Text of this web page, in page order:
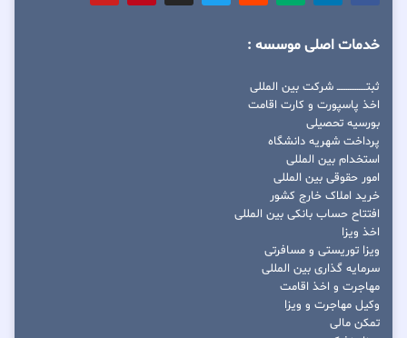
خدمات اصلی موسسه :
ثبتــــــــــــــــ شرکت بین المللی
اخذ پاسپورت و کارت اقامت
بورسیه تحصیلی
پرداخت شهریه دانشگاه
استخدام بین المللی
امور حقوقی بین المللی
خرید املاک خارج کشور
افتتاح حساب بانکی بین المللی
اخذ ویزا
ویزا توریستی و مسافرتی
سرمایه گذاری بین المللی
مهاجرت و اخذ اقامت
وکیل مهاجرت و ویزا
تمکن مالی